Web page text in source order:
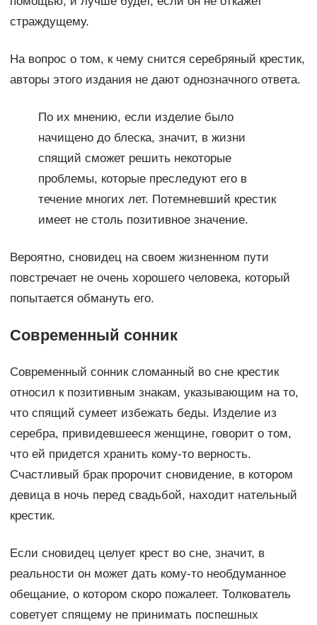
страждущему.
На вопрос о том, к чему снится серебряный крестик,
авторы этого издания не дают однозначного ответа.
По их мнению, если изделие было
начищено до блеска, значит, в жизни
спящий сможет решить некоторые
проблемы, которые преследуют его в
течение многих лет. Потемневший крестик
имеет не столь позитивное значение.
Вероятно, сновидец на своем жизненном пути
повстречает не очень хорошего человека, который
попытается обмануть его.
Современный сонник
Современный сонник сломанный во сне крестик
относил к позитивным знакам, указывающим на то,
что спящий сумеет избежать беды. Изделие из
серебра, привидевшееся женщине, говорит о том,
что ей придется хранить кому-то верность.
Счастливый брак пророчит сновидение, в котором
девица в ночь перед свадьбой, находит нательный
крестик.
Если сновидец целует крест во сне, значит, в
реальности он может дать кому-то необдуманное
обещание, о котором скоро пожалеет. Толкователь
советует спящему не принимать поспешных